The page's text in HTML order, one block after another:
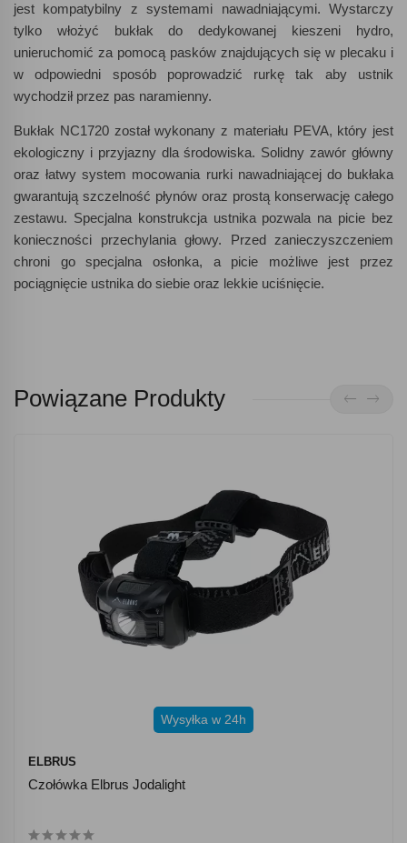
jest kompatybilny z systemami nawadniającymi. Wystarczy
tylko włożyć bukłak do dedykowanej kieszeni hydro,
unieruchomić za pomocą pasków znajdujących się w plecaku i
w odpowiedni sposób poprowadzić rurkę tak aby ustnik
wychodził przez pas naramienny.
Bukłak NC1720 został wykonany z materiału PEVA, który jest
ekologiczny i przyjazny dla środowiska. Solidny zawór główny
oraz łatwy system mocowania rurki nawadniającej do bukłaka
gwarantują szczelność płynów oraz prostą konserwację całego
zestawu. Specjalna konstrukcja ustnika pozwala na picie bez
konieczności przechylania głowy. Przed zanieczyszczeniem
chroni go specjalna osłonka, a picie możliwe jest przez
pociągnięcie ustnika do siebie oraz lekkie uciśnięcie.
Powiązane Produkty
Wysyłka w 24h
ELBRUS
Czołówka Elbrus Jodalight